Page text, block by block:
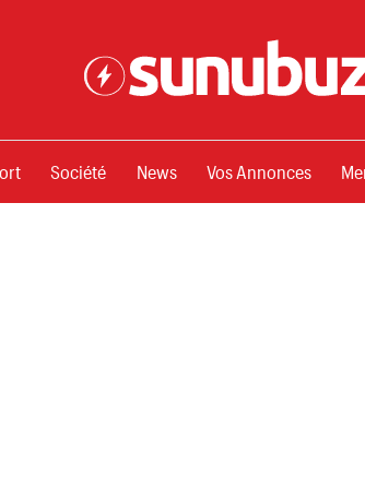
Société News Vos Annonces